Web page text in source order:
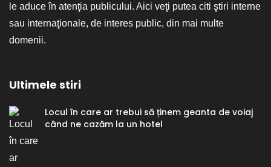
le aduce în atenţia publicului. Aici veţi putea citi ştiri interne
sau internaţionale, de interes public, din mai multe
domenii.
Ultimele stiri
Locul în care ar trebui să ținem geanta de voiaj
când ne cazăm la un hotel